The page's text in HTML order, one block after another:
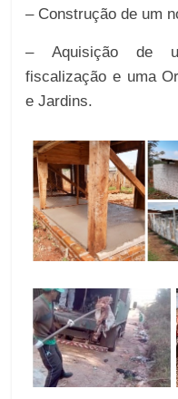
– Construção de um
– Aquisição de
fiscalização e uma
e Jardins.